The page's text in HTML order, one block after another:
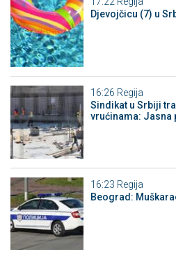
Djevojčicu (7) u
16:26 Regija
Sindikat u Srbiji
vrućinama: Jasna
16:23 Regija
Beograd: